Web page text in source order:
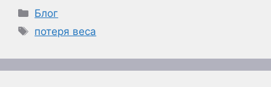
Рубрики
Блог
Метки
потеря веса